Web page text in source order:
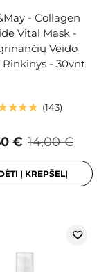
- Collagen
Vital Mask -
Veido
- 30vnt
143
14,00 €
€
Į KREPŠELĮ